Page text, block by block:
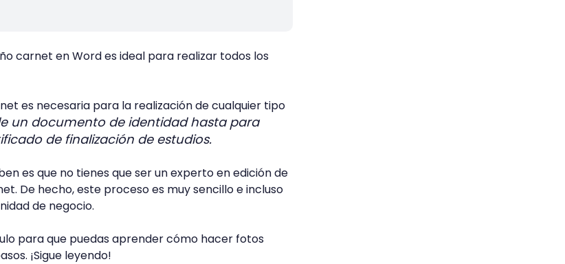
carnet en Word es ideal para realizar todos los
es necesaria para la realización de cualquier tipo
un documento de identidad hasta para
de finalización de estudios.
es que no tienes que ser un experto en edición de
De hecho, este proceso es muy sencillo e incluso
de negocio.
para que puedas aprender cómo hacer fotos
¡Sigue leyendo!